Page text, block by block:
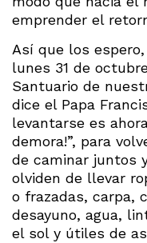
emprender el
Así que los
lunes 31 de
Santuario de
dice el Papa
levantarse es
demora!”, para
de caminar juntos
olviden de llevar
o frazadas, carpa,
desayuno, agua,
el sol y útiles de